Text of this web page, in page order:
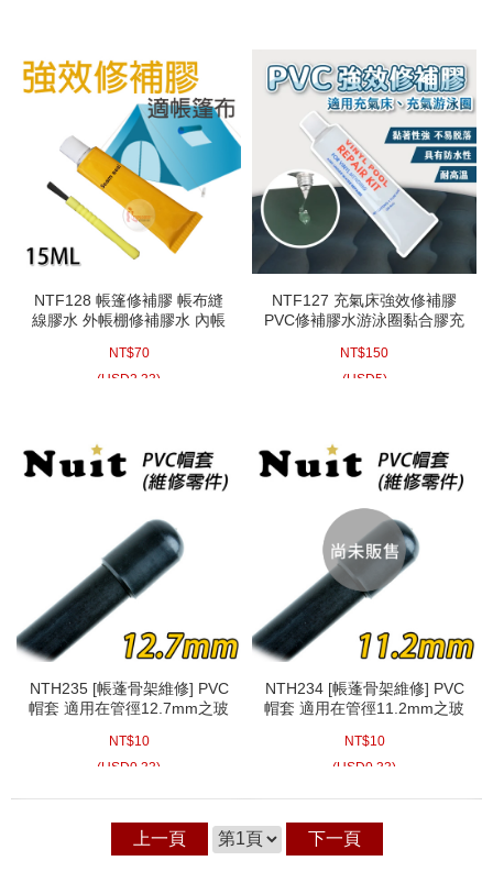
NTF128 帳篷修補膠 帳布縫
線膠水 外帳棚修補膠水 內帳
膠
NT$70
(USD2.33)
NTF127 充氣床強效修補膠
PVC修補膠水游泳圈黏合膠充
充氣沙發充氣玩具
NT$150
(USD5)
NTH235 [帳蓬骨架維修] PVC
帽套 適用在管徑12.7mm之玻
桿營柱
NT$10
(USD0.33)
NTH234 [帳蓬骨架維修] PVC
帽套 適用在管徑11.2mm之玻
桿營柱
NT$10
(USD0.33)
上一頁 下一頁